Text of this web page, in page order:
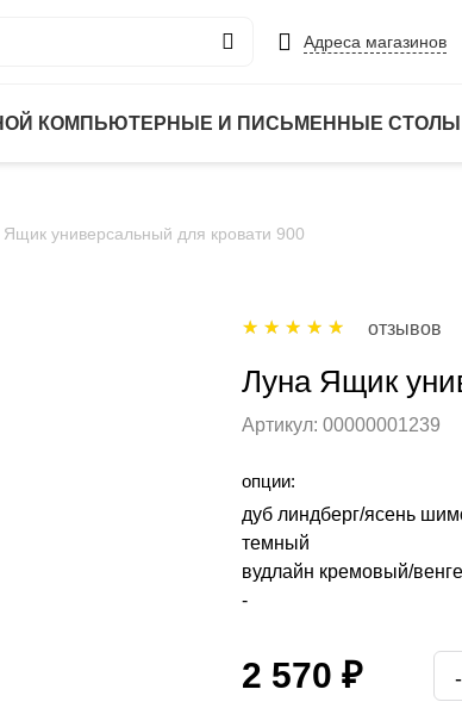
Адреса магазинов
КОМПЬЮТЕРНЫЕ И ПИСЬМЕННЫЕ СТОЛЫ
Ящик универсальный для кровати 900
отзывов
Луна Ящик
Артикул: 00000001239
опции:
дуб линдберг/ясень
темный
вудлайн кремовый/венге
-
2 570 ₽